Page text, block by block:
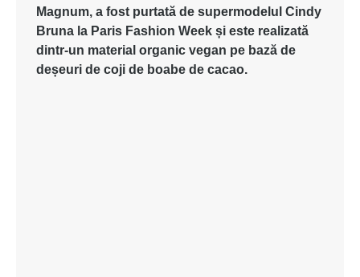
Magnum, a fost purtată de supermodelul Cindy
Bruna la Paris Fashion Week și este realizată
dintr-un material organic vegan pe bază de
deșeuri de coji de boabe de cacao.